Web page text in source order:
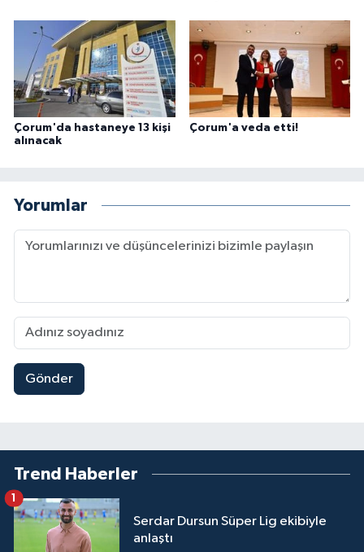
Çorum'da hastaneye 13 kişi
alınacak
Çorum'a veda etti!
Yorumlar
Gönder
Trend Haberler
Serdar Dursun Süper Lig ekibiyle
anlaştı
1